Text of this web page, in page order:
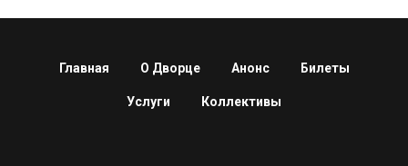
Главная О Дворце Анонс Билеты
Услуги Коллективы